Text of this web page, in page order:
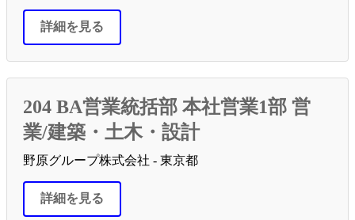
詳細を見る
204 BA営業統括部 本社営業1部 営
業/建築・土木・設計
野原グループ株式会社 - 東京都
詳細を見る